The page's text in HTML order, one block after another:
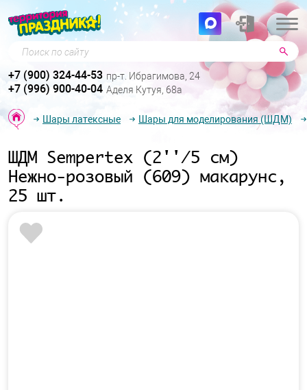
Поиск по сайту
+7 (900) 324-44-53 пр-т. Ибрагимова, 24
+7 (996) 900-40-04 Аделя Кутуя, 68а
Шары латексные Шары для моделирования (ШДМ)
ШДМ Sempertex (2''/5 см)
Нежно-розовый (609) макарунс,
25 шт.